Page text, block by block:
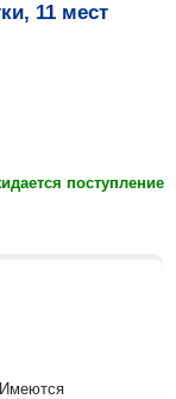
11 мест
поступление